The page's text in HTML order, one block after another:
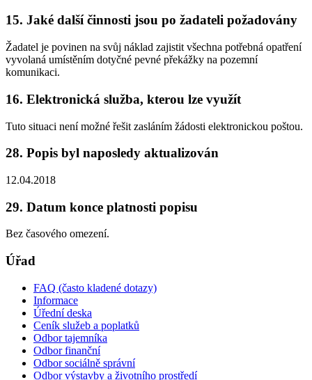
15. Jaké další činnosti jsou po žadateli požadovány
Žadatel je povinen na svůj náklad zajistit všechna potřebná opatření
vyvolaná umístěním dotyčné pevné překážky na pozemní
komunikaci.
16. Elektronická služba, kterou lze využít
Tuto situaci není možné řešit zasláním žádosti elektronickou poštou.
28. Popis byl naposledy aktualizován
12.04.2018
29. Datum konce platnosti popisu
Bez časového omezení.
Úřad
FAQ (často kladené dotazy)
Informace
Úřední deska
Ceník služeb a poplatků
Odbor tajemníka
Odbor finanční
Odbor sociálně správní
Odbor výstavby a životního prostředí